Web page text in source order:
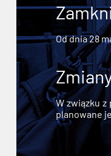
Od dnia 28
W związku
planowane